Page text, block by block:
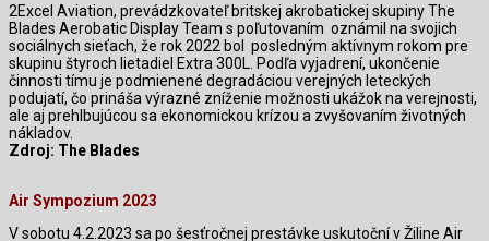
2Excel Aviation, prevádzkovateľ britskej akrobatickej skupiny The
Blades Aerobatic Display Team s poľutovaním oznámil na svojich
sociálnych sieťach, že rok 2022 bol posledným aktívnym rokom pre
skupinu štyroch lietadiel Extra 300L. Podľa vyjadrení, ukončenie
činnosti tímu je podmienené degradáciou verejných leteckých
podujatí, čo prináša výrazné zníženie možnosti ukážok na verejnosti,
ale aj prehlbujúcou sa ekonomickou krízou a zvyšovaním životných
nákladov.
Zdroj: The Blades
Air Sympozium 2023
V sobotu 4.2.2023 sa po šesťročnej prestávke uskutoční v Žiline Air